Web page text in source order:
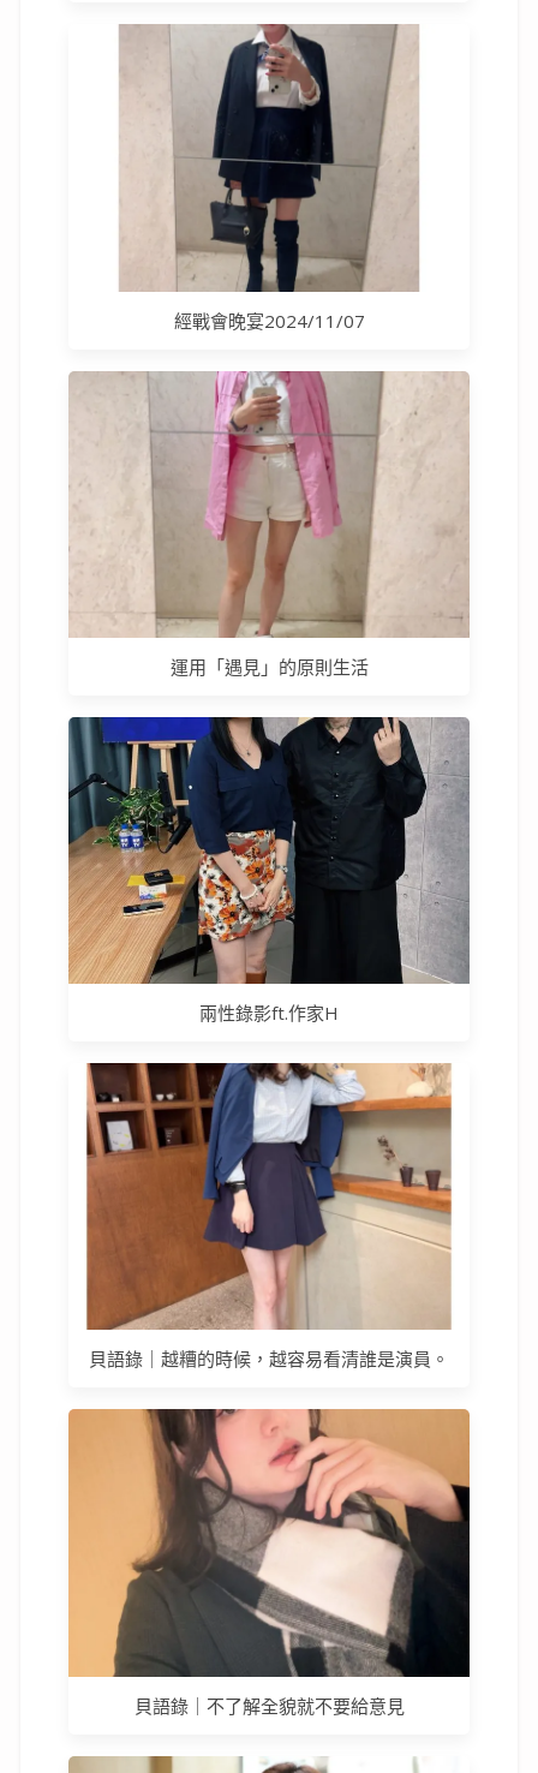
經戰會晚宴2024/11/07
運用「遇見」的原則生活
兩性錄影ft.作家H
貝語錄｜越糟的時候，越容易看清誰是演員。
貝語錄｜不了解全貌就不要給意見